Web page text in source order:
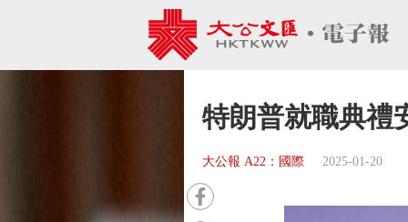
特朗普就職典禮
大公報 A22：國際 2025-01-20